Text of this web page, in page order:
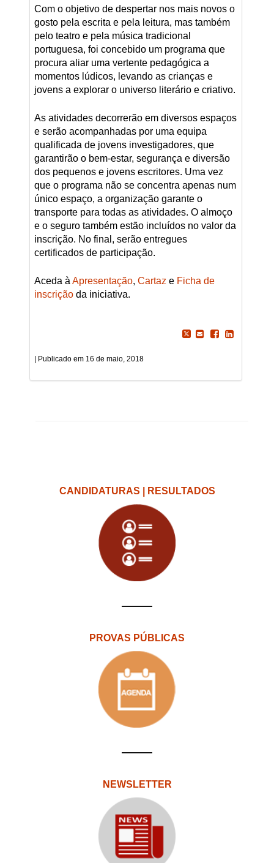
Com o objetivo de despertar nos mais novos o
gosto pela escrita e pela leitura, mas também
pelo teatro e pela música tradicional
portuguesa, foi concebido um programa que
procura aliar uma vertente pedagógica a
momentos lúdicos, levando as crianças e
jovens a explorar o universo literário e criativo.
As atividades decorrerão em diversos espaços
e serão acompanhadas por uma equipa
qualificada de jovens investigadores, que
garantirão o bem-estar, segurança e diversão
dos pequenos e jovens escritores. Uma vez
que o programa não se concentra apenas num
único espaço, a organização garante o
transporte para todas as atividades. O almoço
e o seguro também estão incluídos no valor da
inscrição. No final, serão entregues
certificados de participação.
Aceda à Apresentação, Cartaz e Ficha de
inscriçãoda iniciativa.
16 de maio, 2018
CANDIDATURAS | RESULTADOS
PROVAS PÚBLICAS
NEWSLETTER